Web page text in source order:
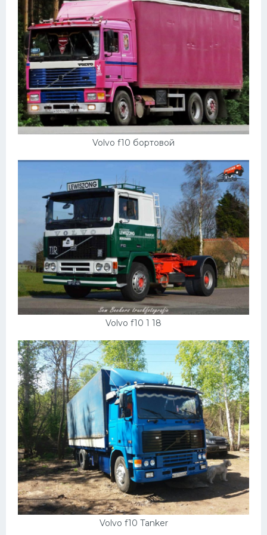
Volvo f10 бортовой
Volvo f10 1 18
Volvo f10 Tanker